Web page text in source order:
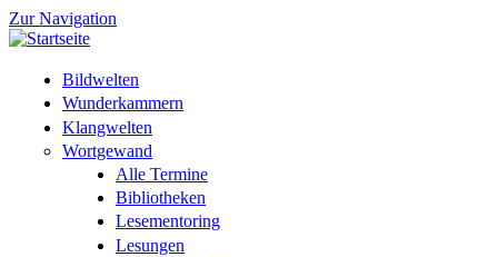
Zur Navigation
Bildwelten
Wunderkammern
Klangwelten
Wortgewand
Alle Termine
Bibliotheken
Lesementoring
Lesungen